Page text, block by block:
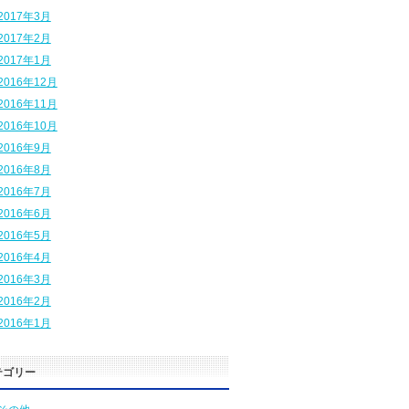
年3月
年2月
年1月
年12月
年11月
年10月
年9月
年8月
年7月
年6月
年5月
年4月
年3月
年2月
年1月
ゴリー